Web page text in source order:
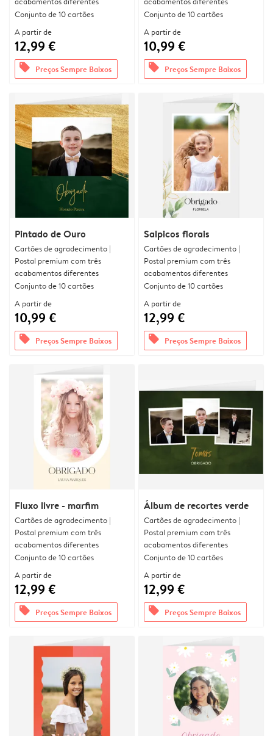
Conjunto de 10 cartões
A partir de
12,99 €
offers Preços Sempre Baixos
Conjunto de 10 cartões
A partir de
10,99 €
offers Preços Sempre Baixos
Pintado de Ouro
Cartões de agradecimento |
Postal premium com três
acabamentos diferentes
Conjunto de 10 cartões
A partir de
10,99 €
offers Preços Sempre Baixos
Salpicos florais
Cartões de agradecimento |
Postal premium com três
acabamentos diferentes
Conjunto de 10 cartões
A partir de
12,99 €
offers Preços Sempre Baixos
Fluxo livre - marfim
Cartões de agradecimento |
Postal premium com três
acabamentos diferentes
Conjunto de 10 cartões
A partir de
12,99 €
offers Preços Sempre Baixos
Álbum de recortes verde
Cartões de agradecimento |
Postal premium com três
acabamentos diferentes
Conjunto de 10 cartões
A partir de
12,99 €
offers Preços Sempre Baixos